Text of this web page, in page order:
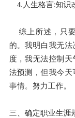
4.人生格言:知识
综上所述，只要
的。我明白我无
度，我无法控制
法预测，但我今
事情。努力工作。
三、确定职业生涯